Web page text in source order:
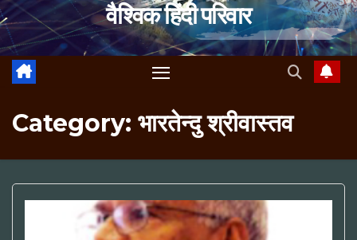
वैश्विक हिंदी परिवार
Category: भारतेन्दु श्रीवास्तव